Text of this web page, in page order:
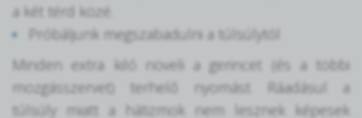
a két térd közé.
Próbáljunk megszabadulni a túlsúlytól
Minden extra kiló növeli a gerincet (és a többi
mozgásszervet) terhelő nyomást. Ráadásul a
túlsúly miatt a hátizmok nem lesznek képesek